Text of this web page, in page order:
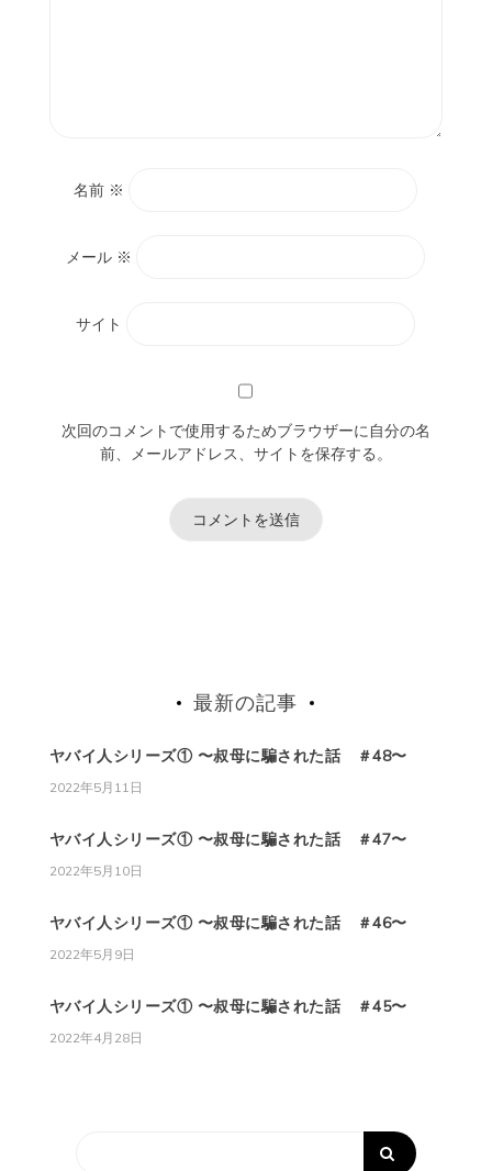
名前 ※
メール ※
サイト
次回のコメントで使用するためブラウザーに自分の名
前、メールアドレス、サイトを保存する。
最新の記事
ヤバイ人シリーズ① 〜叔母に騙された話 ＃48〜
2022年5月11日
ヤバイ人シリーズ① 〜叔母に騙された話 ＃47〜
2022年5月10日
ヤバイ人シリーズ① 〜叔母に騙された話 ＃46〜
2022年5月9日
ヤバイ人シリーズ① 〜叔母に騙された話 ＃45〜
2022年4月28日